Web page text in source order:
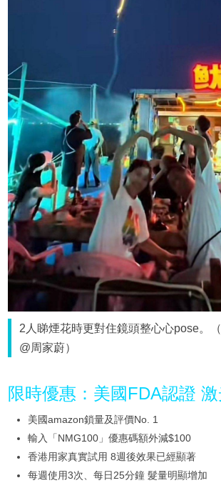
2人睇煙花時更對住鏡頭整心心pose。
@周家蔚）
限時優惠：美國FDA認證
美國amazon鎖量及評價No. 1
輸入「NMG100」優惠碼額外減$100
香港用家真實試用 8週後效果已經顯著
每週使用3次、每日25分鐘 髮量明顯增加